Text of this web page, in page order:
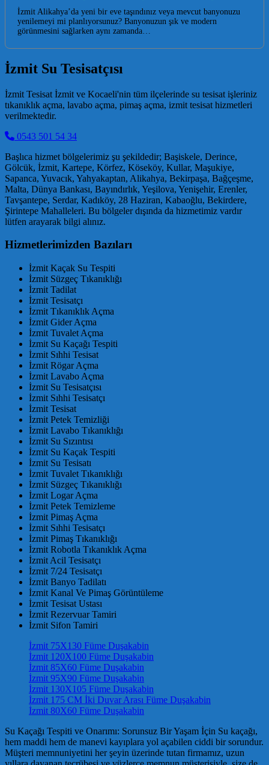
İzmit Alikahya’da yeni bir eve taşındınız veya mevcut banyonuzu
yenilemeyi mi planlıyorsunuz? Banyonuzun şık ve modern
görünmesini sağlarken aynı zamanda…
İzmit Su Tesisatçısı
İzmit Tesisat İzmit ve Kocaeli'nin tüm ilçelerinde su tesisat işleriniz
tıkanıklık açma, lavabo açma, pimaş açma, izmit tesisat hizmetleri
verilmektedir.
0543 501 54 34
Başlıca hizmet bölgelerimiz şu şekildedir; Başiskele, Derince,
Gölcük, İzmit, Kartepe, Körfez, Köseköy, Kullar, Maşukiye,
Sapanca, Yuvacık, Yahyakaptan, Alikahya, Bekirpaşa, Bağçeşme,
Malta, Dünya Bankası, Bayındırlık, Yeşilova, Yenişehir, Erenler,
Tavşantepe, Serdar, Kadıköy, 28 Haziran, Kabaoğlu, Bekirdere,
Şirintepe Mahalleleri. Bu bölgeler dışında da hizmetimiz vardır
lütfen arayarak bilgi alınız.
Hizmetlerimizden Bazıları
İzmit Kaçak Su Tespiti
İzmit Süzgeç Tıkanıklığı
İzmit Tadilat
İzmit Tesisatçı
İzmit Tıkanıklık Açma
İzmit Gider Açma
İzmit Tuvalet Açma
İzmit Su Kaçağı Tespiti
İzmit Sıhhi Tesisat
İzmit Rögar Açma
İzmit Lavabo Açma
İzmit Su Tesisatçısı
İzmit Sıhhi Tesisatçı
İzmit Tesisat
İzmit Petek Temizliği
İzmit Lavabo Tıkanıklığı
İzmit Su Sızıntısı
İzmit Su Kaçak Tespiti
İzmit Su Tesisatı
İzmit Tuvalet Tıkanıklığı
İzmit Süzgeç Tıkanıklığı
İzmit Logar Açma
İzmit Petek Temizleme
İzmit Pimaş Açma
İzmit Sıhhi Tesisatçı
İzmit Pimaş Tıkanıklığı
İzmit Robotla Tıkanıklık Açma
İzmit Acil Tesisatçı
İzmit 7/24 Tesisatçı
İzmit Banyo Tadilatı
İzmit Kanal Ve Pimaş Görüntüleme
İzmit Tesisat Ustası
İzmit Rezervuar Tamiri
İzmit Sifon Tamiri
İzmit 75X130 Füme Duşakabin
İzmit 120X100 Füme Duşakabin
İzmit 85X60 Füme Duşakabin
İzmit 95X90 Füme Duşakabin
İzmit 130X105 Füme Duşakabin
İzmit 175 CM İki Duvar Arası Füme Duşakabin
İzmit 80X60 Füme Duşakabin
Su Kaçağı Tespiti ve Onarımı: Sorunsuz Bir Yaşam İçin Su kaçağı,
hem maddi hem de manevi kayıplara yol açabilen ciddi bir sorundur.
Müşteri memnuniyetini her şeyin üzerinde tutan firmamız, uzun